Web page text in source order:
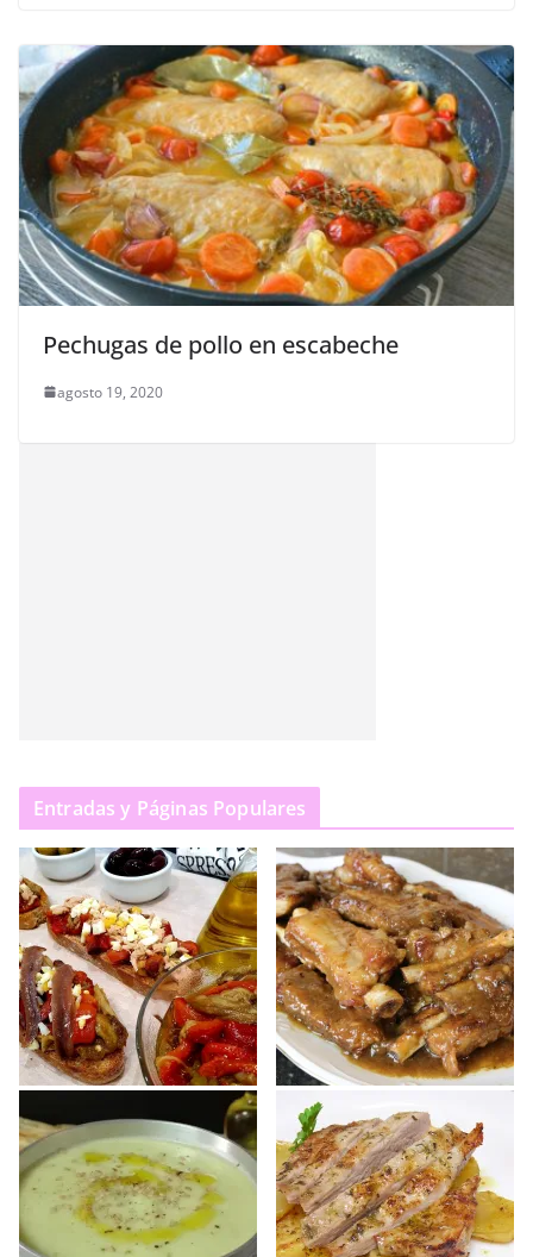
Pechugas de pollo en escabeche
agosto 19, 2020
Entradas y Páginas Populares